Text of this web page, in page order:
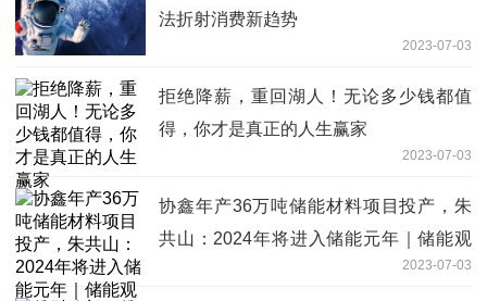
法折射消费新趋势
2023-07-03
拒绝降薪，重回湖人！无论多少钱都值
得，你才是真正的人生赢家
2023-07-03
协鑫年产36万吨储能材料项目投产，朱
共山：2024年将进入储能元年｜储能观
2023-07-03